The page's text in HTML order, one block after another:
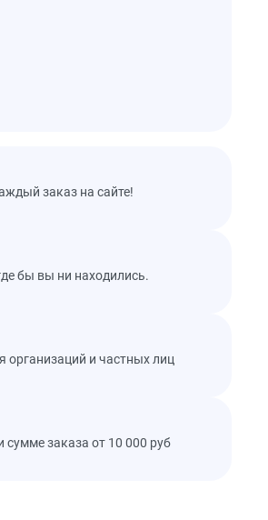
заказ на сайте!
бы вы ни находились.
и частных лиц
заказа от 10 000 руб